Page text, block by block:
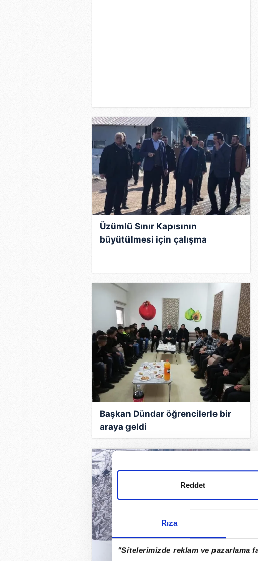
Rıza
"Sitelerimizde reklam ve pazarlama
Reddet
Üzümlü Sınır Kapısının
büyütülmesi için çalışma
Başkan Dündar öğrencilerle bir
araya geldi